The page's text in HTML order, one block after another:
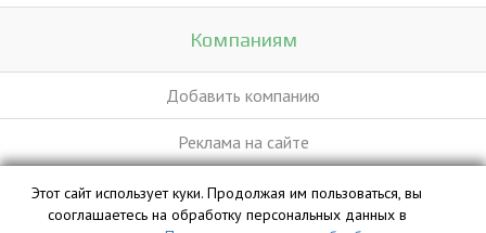
Компаниям
Добавить компанию
Реклама на сайте
База данных сайта vyvoz.org является интеллектуальной
Этот сайт использует куки. Продолжая им пользоваться, вы
сооглашаетесь на обработку персональных данных в